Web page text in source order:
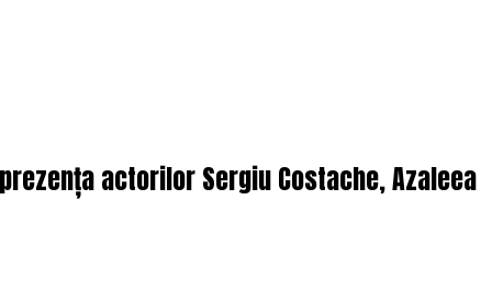
actorilor Sergiu Costache, Azaleea